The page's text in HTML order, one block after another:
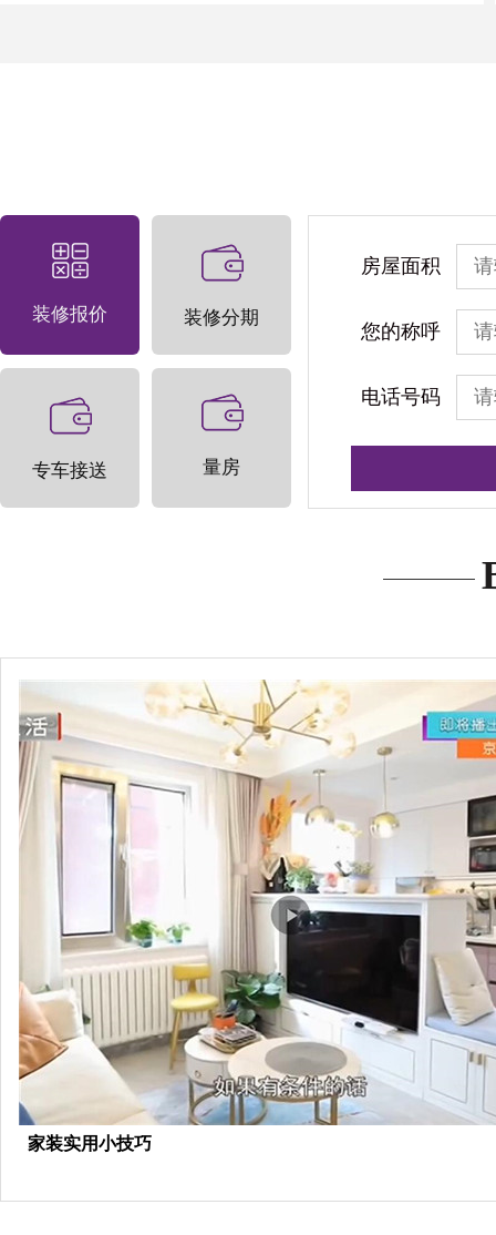
装修报价 装修分期
专车接送 量房
房屋面积
您的称呼
电话号码
家装实用小技巧